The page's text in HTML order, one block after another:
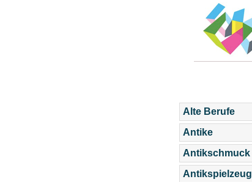
Alte Berufe
Antike
Antikschmuck
Antikspielzeug